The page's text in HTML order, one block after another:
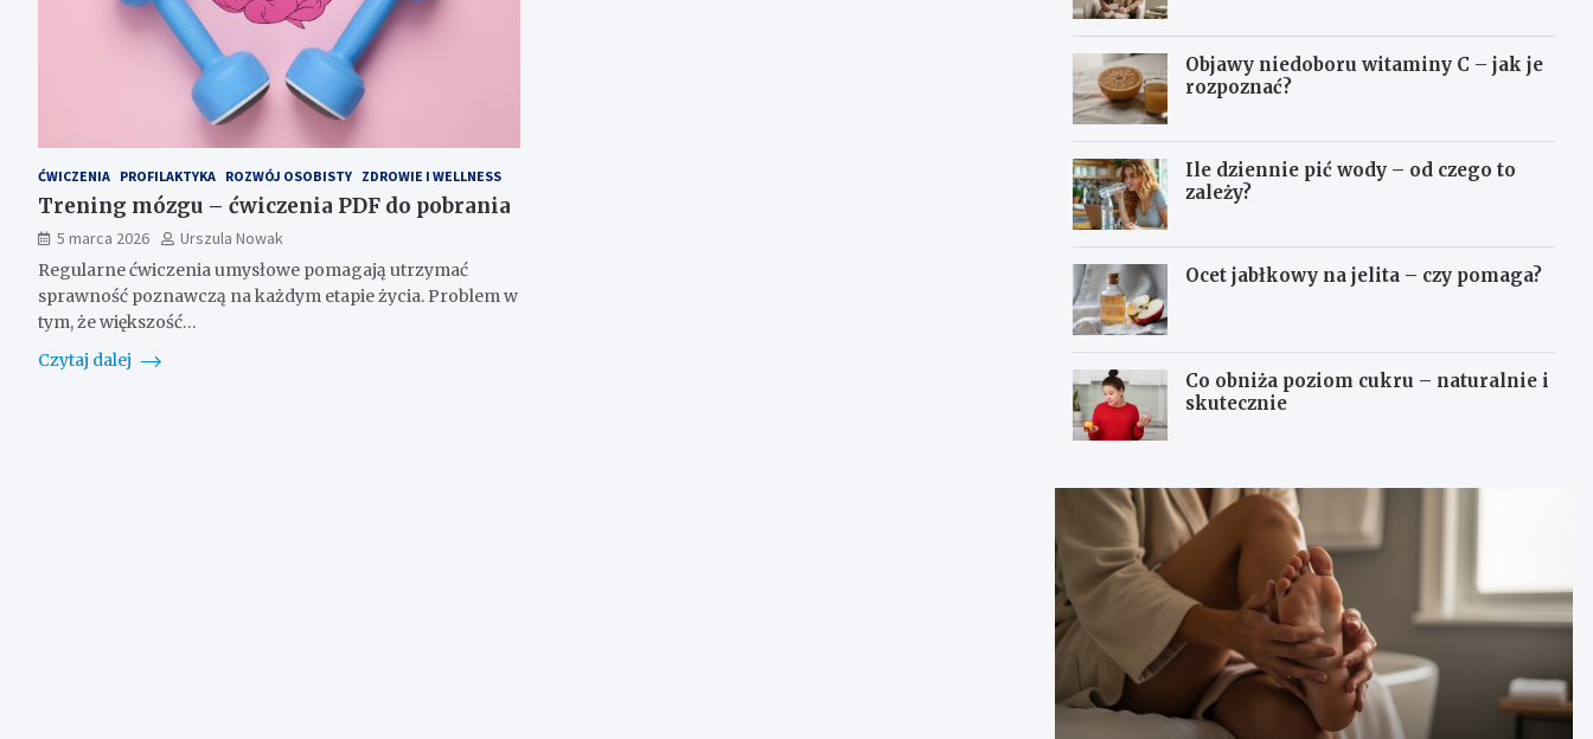
ĆWICZENIA PROFILAKTYKA ROZWÓJ OSOBISTY ZDROWIE I WELLNESS
Trening mózgu – ćwiczenia PDF do pobrania
5 marca 2026
Urszula Nowak
Regularne ćwiczenia umysłowe pomagają utrzymać
sprawność poznawczą na każdym etapie życia. Problem w
tym, że większość…
Czytaj dalej
Objawy niedoboru witaminy C – jak je
rozpoznać?
Ile dziennie pić wody – od czego to
zależy?
Ocet jabłkowy na jelita – czy pomaga?
Co obniża poziom cukru – naturalnie i
skutecznie